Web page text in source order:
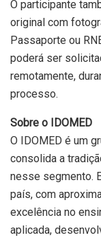
O participante
original com
Passaporte ou
poderá ser
remotamente,
processo.
Sobre o IDOMED
O IDOMED é um
consolida a
nesse segmento.
país, com
excelência no
aplicada,